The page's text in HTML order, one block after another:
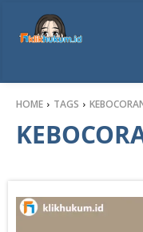
HOME TAGS